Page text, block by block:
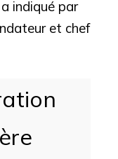
indiqué par
et chef